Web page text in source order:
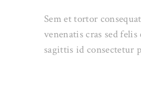
Sem et tortor
venenatis cras sed
sagittis id consectetur